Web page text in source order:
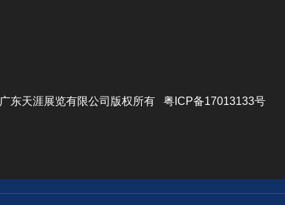
广东天涯展览有限公司版权所有 粤ICP备17013133号